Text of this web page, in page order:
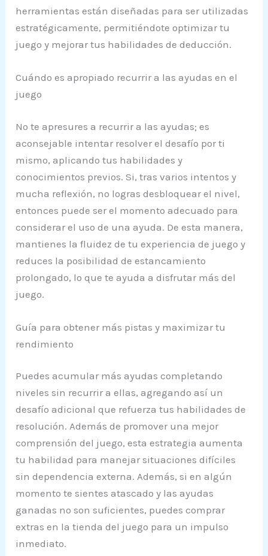
herramientas están diseñadas para ser utilizadas
estratégicamente, permitiéndote optimizar tu
juego y mejorar tus habilidades de deducción.
Cuándo es apropiado recurrir a las ayudas en el
juego
No te apresures a recurrir a las ayudas; es
aconsejable intentar resolver el desafío por ti
mismo, aplicando tus habilidades y
conocimientos previos. Si, tras varios intentos y
mucha reflexión, no logras desbloquear el nivel,
entonces puede ser el momento adecuado para
considerar el uso de una ayuda. De esta manera,
mantienes la fluidez de tu experiencia de juego y
reduces la posibilidad de estancamiento
prolongado, lo que te ayuda a disfrutar más del
juego.
Guía para obtener más pistas y maximizar tu
rendimiento
Puedes acumular más ayudas completando
niveles sin recurrir a ellas, agregando así un
desafío adicional que refuerza tus habilidades de
resolución. Además de promover una mejor
comprensión del juego, esta estrategia aumenta
tu habilidad para manejar situaciones difíciles
sin dependencia externa. Además, si en algún
momento te sientes atascado y las ayudas
ganadas no son suficientes, puedes comprar
extras en la tienda del juego para un impulso
inmediato.